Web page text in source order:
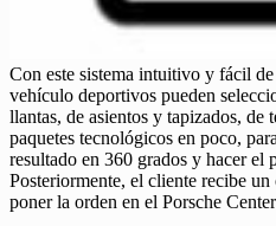
Con este sistema intuitivo y fácil
vehículo deportivos pueden
llantas, de asientos y tapizados, de
paquetes tecnológicos en poco,
resultado en 360 grados y hacer el
Posteriormente, el cliente recibe
poner la orden en el Porsche